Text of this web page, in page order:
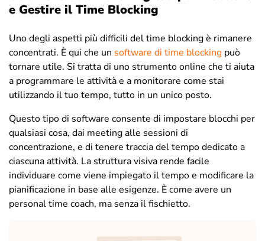
e Gestire il Time Blocking
Uno degli aspetti più difficili del time blocking è rimanere
concentrati. È qui che un software di time blocking può
tornare utile. Si tratta di uno strumento online che ti aiuta
a programmare le attività e a monitorare come stai
utilizzando il tuo tempo, tutto in un unico posto.
Questo tipo di software consente di impostare blocchi per
qualsiasi cosa, dai meeting alle sessioni di
concentrazione, e di tenere traccia del tempo dedicato a
ciascuna attività. La struttura visiva rende facile
individuare come viene impiegato il tempo e modificare la
pianificazione in base alle esigenze. È come avere un
personal time coach, ma senza il fischietto.